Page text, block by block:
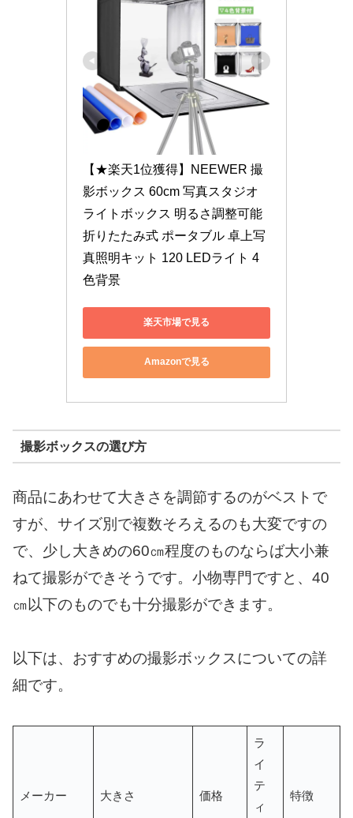
【★楽天1位獲得】NEEWER 撮
影ボックス 60cm 写真スタジオ
ライトボックス 明るさ調整可能
折りたたみ式 ポータブル 卓上写
真照明キット 120 LEDライト 4
色背景
楽天市場で見る
Amazonで見る
撮影ボックスの選び方
商品にあわせて大きさを調節するのがベストで
すが、サイズ別で複数そろえるのも大変ですの
で、少し大きめの60㎝程度のものならば大小兼
ねて撮影ができそうです。小物専門ですと、40
㎝以下のものでも十分撮影ができます。
以下は、おすすめの撮影ボックスについての詳
細です。
メーカー 大きさ 価格
ラ
イ
テ
ィ
特徴